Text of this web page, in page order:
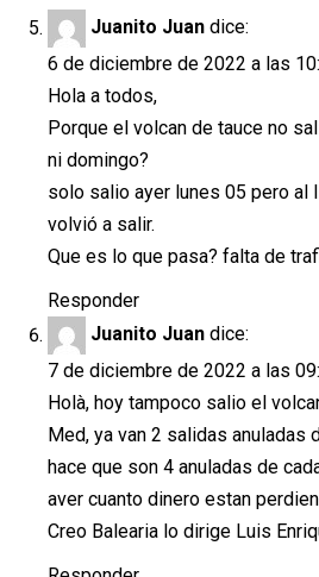
Juanito Juan dice:
6 de diciembre de 2022 a las
Hola a todos,
Porque el volcan de tauce no
ni domingo?
solo salio ayer lunes 05 pero al
volvió a salir.
Que es lo que pasa? falta de
Responder
Juanito Juan dice:
7 de diciembre de 2022 a las
Holà, hoy tampoco salio el
Med, ya van 2 salidas anuladas
hace que son 4 anuladas de
aver cuanto dinero estan
Creo Balearia lo dirige Luis